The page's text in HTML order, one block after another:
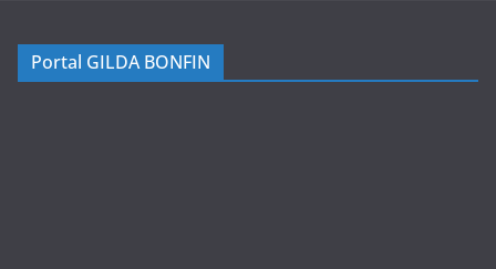
Portal GILDA BONFIN